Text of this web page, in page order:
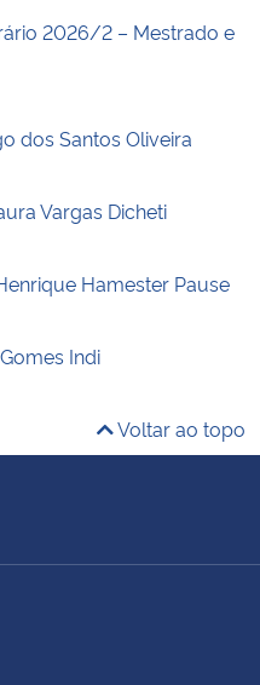
2026/2 – Mestrado e
dos Santos Oliveira
Vargas Dicheti
Hamester Pause
Indi
Voltar ao topo